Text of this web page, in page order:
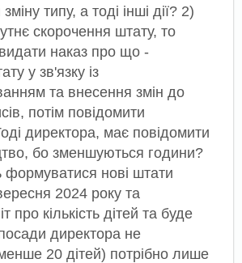
типу, а тоді інші дії? 2)
скорочення штату, то
наказ про що -
у зв'язку із
та внесення змін до
потім повідомити
директора, має повідомити
бо зменшуються години?
формуватися нові штати
2024 року та
про кількість дітей та буде
директора не
20 дітей) потрібно лише